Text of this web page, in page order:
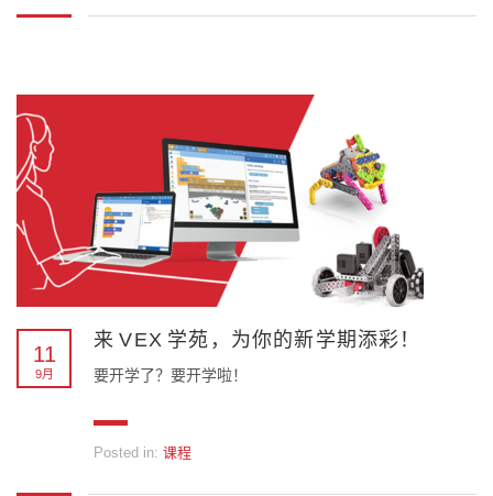
11
9月
来 VEX 学苑，为你的新学期添彩！
要开学了？要开学啦！
Posted in: 课程